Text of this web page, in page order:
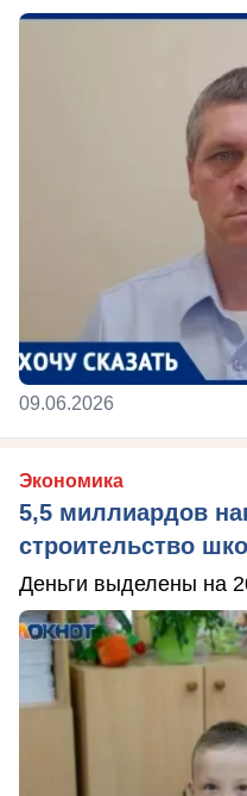
09.06.2026
Экономика
5,5 миллиардов
строительство
Деньги выделены на